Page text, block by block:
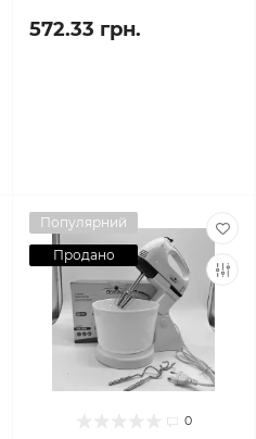
572.33 грн.
Популярний
Продано
0